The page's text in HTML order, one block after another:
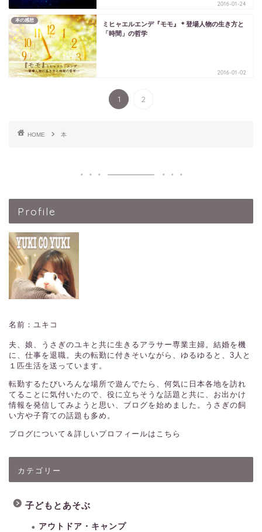
2016-01-24
本の感想
ミヒャエルエンデ『モモ』＊登場人物の生き方と
「時間」の哲学
2016-01-02
1 2
HOME 本
Profile
名前：ユキコ
夫、娘、うさぎのユキと共に生きるアラサー専業主婦。結婚を機
に、仕事を退職。夫の転勤に付きそいながら、ゆるゆると、3人と
１匹生活を送っています。
転勤するたびいろんな場所で遊んでたら、何気に日本各地を訪れ
てることに気付いたので、役に立ちそうな話題と共に、お出かけ
情報を発信してみようと思い、ブログを始めました。うさぎの飼
い方や子育ての話題も多め。
ブログについて＆詳しいプロフィールはこちら
カテゴリー
子どもとあそぶ
アウトドア・キャンプ